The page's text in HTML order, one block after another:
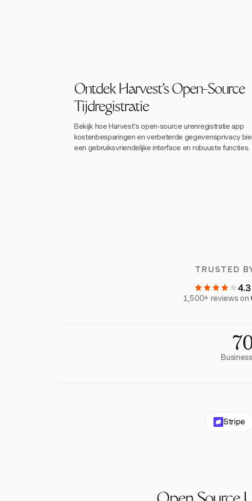
Ontdek Harvest's Open-Source
Tijdregistratie
Bekijk hoe Harvest's open-source urenregistratie app
kostenbesparingen en verbeterde gegevensprivacy
een gebruiksvriendelijke interface en robuuste functies.
TRUSTED
4.3
1,500+ reviews on
Stripe